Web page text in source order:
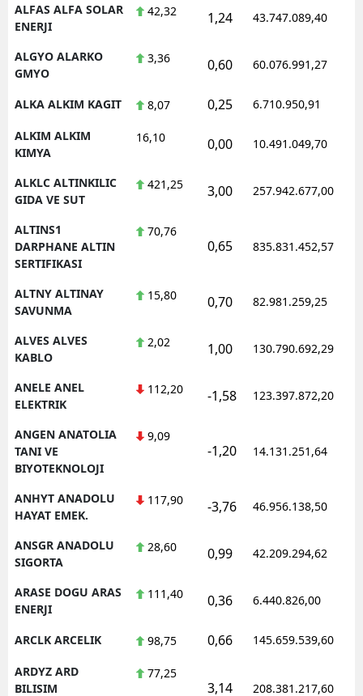
ALFAS ALFA SOLAR
ENERJI
42,32 1,24 43.747.089,40
ALGYO ALARKO
GMYO
3,36 0,60 60.076.991,27
ALKA ALKIM KAGIT 8,07 0,25 6.710.950,91
ALKIM ALKIM
KIMYA
16,10 0,00 10.491.049,70
ALKLC ALTINKILIC
GIDA VE SUT
421,25 3,00 257.942.677,00
ALTINS1
DARPHANE ALTIN
SERTIFIKASI
70,76
0,65 835.831.452,57
ALTNY ALTINAY
SAVUNMA
15,80 0,70 82.981.259,25
ALVES ALVES
KABLO
2,02 1,00 130.790.692,29
ANELE ANEL
ELEKTRIK
112,20 -1,58 123.397.872,20
ANGEN ANATOLIA
TANI VE
BIYOTEKNOLOJI
9,09
-1,20 14.131.251,64
ANHYT ANADOLU
HAYAT EMEK.
117,90 -3,76 46.956.138,50
ANSGR ANADOLU
SIGORTA
28,60 0,99 42.209.294,62
ARASE DOGU ARAS
ENERJI
111,40 0,36 6.440.826,00
ARCLK ARCELIK 98,75 0,66 145.659.539,60
ARDYZ ARD
BILISIM
77,25
3,14 208.381.217,60